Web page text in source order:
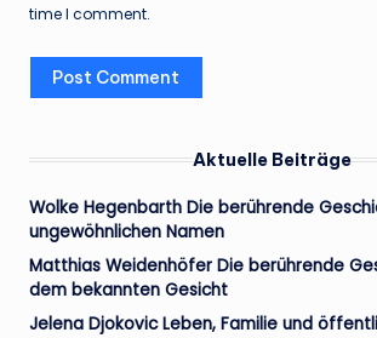
time I comment.
Aktuelle Beiträge
Wolke Hegenbarth Die berührende
ungewöhnlichen Namen
Matthias Weidenhöfer Die berührende
dem bekannten Gesicht
Jelena Djokovic Leben, Familie und